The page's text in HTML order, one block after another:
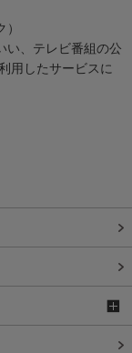
い、テレビ番組の公
用したサービスに